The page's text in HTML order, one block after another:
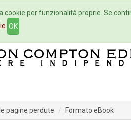
Autori Eventi
pagine perdute Formato eBook
cookie per funzionalità proprie. Se
OK